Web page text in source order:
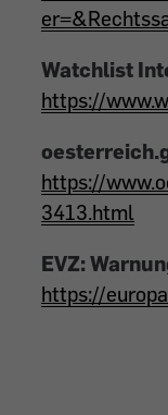
Watchlist
https://
https://
3413.html
EVZ:
https://